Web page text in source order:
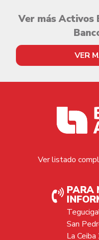
Ver más Activos
VER
Ver listado
PARA
San
La